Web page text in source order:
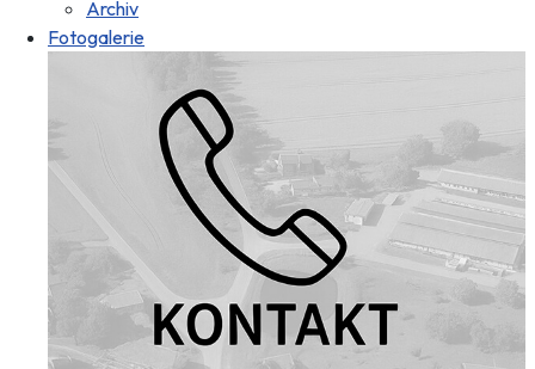
Archiv
Fotogalerie